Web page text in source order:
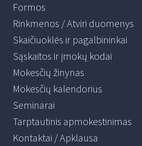
Formos
Rinkmenos / Atviri duomenys
Skaičiuoklės ir pagalbininkai
Sąskaitos ir įmokų kodai
Mokesčių žinynas
Mokesčių kalendorius
Seminarai
Tarptautinis apmokestinimas
Kontaktai / Apklausa